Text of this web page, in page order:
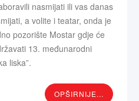
nasmijati ili vas danas
a volite i teatar, onda je
pozorište Mostar gdje će
13. međunarodni
liska”.
OPŠIRNIJE...